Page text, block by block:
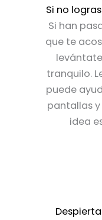
Si no
Si han
que te
tranquilo.
puede
pantallas
idea